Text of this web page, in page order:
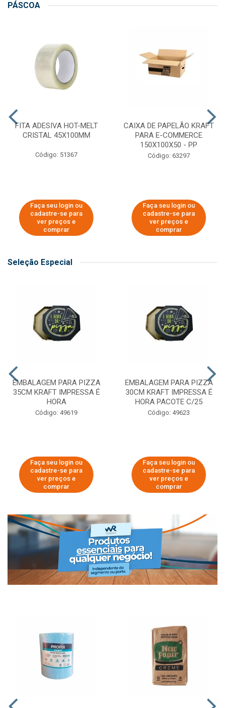
PÁSCOA
FITA ADESIVA HOT-MELT
CRISTAL 45X100MM
Código: 51367
Faça seu login ou
cadastre-se para
ver preços e
comprar
CAIXA DE PAPELÃO KRAFT
PARA E-COMMERCE
150X100X50 - PP
Código: 63297
Faça seu login ou
cadastre-se para
ver preços e
comprar
Seleção Especial
EMBALAGEM PARA PIZZA
35CM KRAFT IMPRESSA É
HORA
Código: 49619
Faça seu login ou
cadastre-se para
ver preços e
comprar
EMBALAGEM PARA PIZZA
30CM KRAFT IMPRESSA É
HORA PACOTE C/25
Código: 49623
Faça seu login ou
cadastre-se para
ver preços e
comprar